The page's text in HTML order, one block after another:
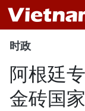
时政
阿根廷
金砖国